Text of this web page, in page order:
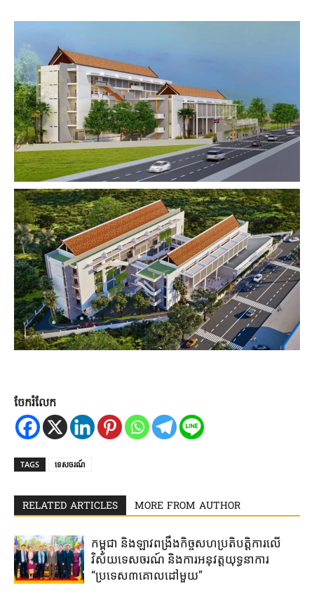
ចែករំលែក
TAGS ទេសចរណ៍
RELATED ARTICLES MORE FROM AUTHOR
កម្ពុជា ​និង​ឡាវ​ពង្រឹង​កិច្ច​សហប្រតិបត្តិការ​លើ​
វិស័យទេសចរណ៍ ​និង​ការ​អនុវត្តយុទ្ធនាការ​
“ប្រទេស៣​គោល​ដៅ​មួយ”